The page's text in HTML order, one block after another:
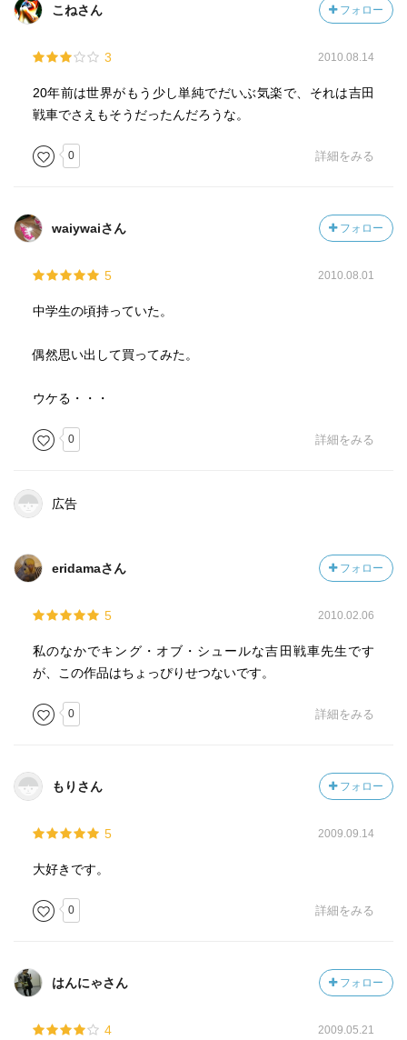
こねさん フォロー
3 2010.08.14
20年前は世界がもう少し単純でだいぶ気楽で、それは吉田
戦車でさえもそうだったんだろうな。
0 詳細をみる
waiywaiさん フォロー
5 2010.08.01
中学生の頃持っていた。
偶然思い出して買ってみた。
ウケる・・・
0 詳細をみる
広告
eridamaさん フォロー
5 2010.02.06
私のなかでキング・オブ・シュールな吉田戦車先生です
が、この作品はちょっぴりせつないです。
0 詳細をみる
もりさん フォロー
5 2009.09.14
大好きです。
0 詳細をみる
はんにゃさん フォロー
4 2009.05.21